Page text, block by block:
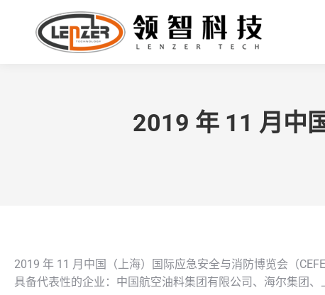
2019 年 11 月中
2019 年 11 月中国（上海）国际应急安全与消防博览会（CEFE
具备代表性的企业：中国航空油料集团有限公司、海尔集团